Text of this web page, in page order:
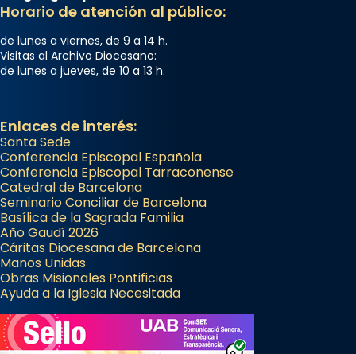
Memòria de les santes Juliana i
Semproniana, verges i màrtirs.
Acompanyant la història de sant Cugat, a
partir de l’Edat Mitjana sorgeix la tradició
Semproniana (“relatiu a Semprònia =
eterna”) són deixebles seves. I l’any 1667, el
frare Joan Gaspar Roig, afirma en una obra
que les santes són filles de l’antiga Iluro.
Mataró en reivindicarà les relíq
...Ver más
Foto
View on Facebook
Horario de atención al público:
de lunes a viernes, de 9 a 14 h.
Visitas al Archivo Diocesano:
de lunes a jueves, de 10 a 13 h.
Enlaces de interés:
Santa Sede
Conferencia Episcopal Española
Conferencia Episcopal Tarraconense
Catedral de Barcelona
Seminario Conciliar de Barcelona
Basílica de la Sagrada Familia
Año Gaudí 2026
Cáritas Diocesana de Barcelona
Manos Unidas
Obras Misionales Pontificias
Ayuda a la Iglesia Necesitada